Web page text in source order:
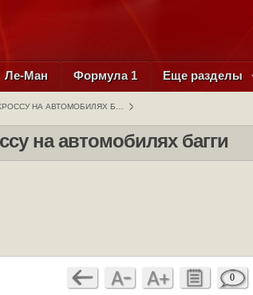
Ле-Ман Формула 1 Еще разделы
НА АВТОМОБИЛЯХ Б…
на автомобилях багги
0